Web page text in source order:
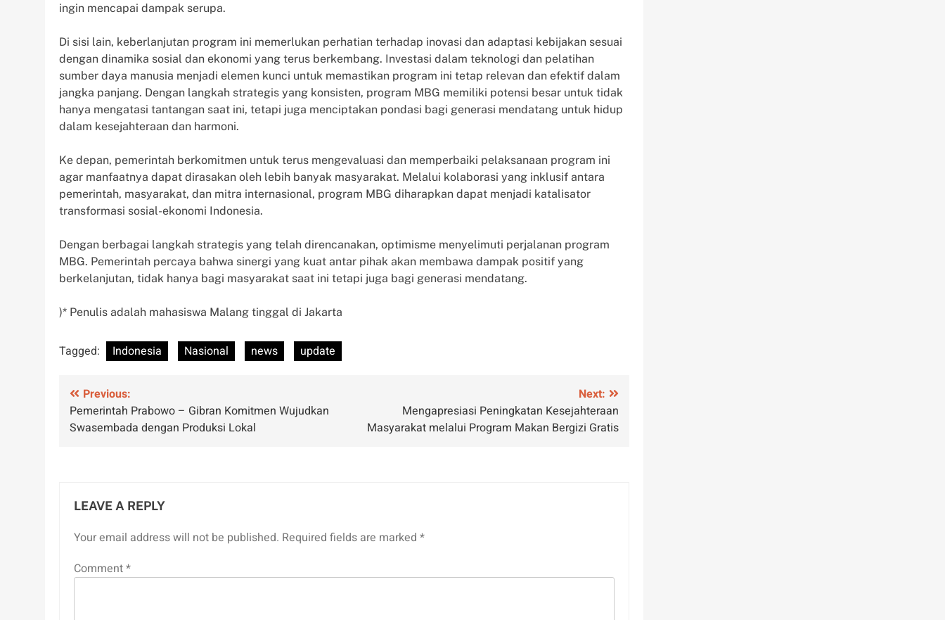
ingin mencapai dampak serupa.
Di sisi lain, keberlanjutan program ini memerlukan perhatian terhadap inovasi dan adaptasi kebijakan sesuai
dengan dinamika sosial dan ekonomi yang terus berkembang. Investasi dalam teknologi dan pelatihan
sumber daya manusia menjadi elemen kunci untuk memastikan program ini tetap relevan dan efektif dalam
jangka panjang. Dengan langkah strategis yang konsisten, program MBG memiliki potensi besar untuk tidak
hanya mengatasi tantangan saat ini, tetapi juga menciptakan pondasi bagi generasi mendatang untuk hidup
dalam kesejahteraan dan harmoni.
Ke depan, pemerintah berkomitmen untuk terus mengevaluasi dan memperbaiki pelaksanaan program ini
agar manfaatnya dapat dirasakan oleh lebih banyak masyarakat. Melalui kolaborasi yang inklusif antara
pemerintah, masyarakat, dan mitra internasional, program MBG diharapkan dapat menjadi katalisator
transformasi sosial-ekonomi Indonesia.
Dengan berbagai langkah strategis yang telah direncanakan, optimisme menyelimuti perjalanan program
MBG. Pemerintah percaya bahwa sinergi yang kuat antar pihak akan membawa dampak positif yang
berkelanjutan, tidak hanya bagi masyarakat saat ini tetapi juga bagi generasi mendatang.
)* Penulis adalah mahasiswa Malang tinggal di Jakarta
Tagged: Indonesia Nasional news update
Post
navigation
Previous:
Pemerintah Prabowo – Gibran Komitmen Wujudkan
Swasembada dengan Produksi Lokal
Next:
Mengapresiasi Peningkatan Kesejahteraan
Masyarakat melalui Program Makan Bergizi Gratis
LEAVE A REPLY
Your email address will not be published. Required fields are marked *
Comment*